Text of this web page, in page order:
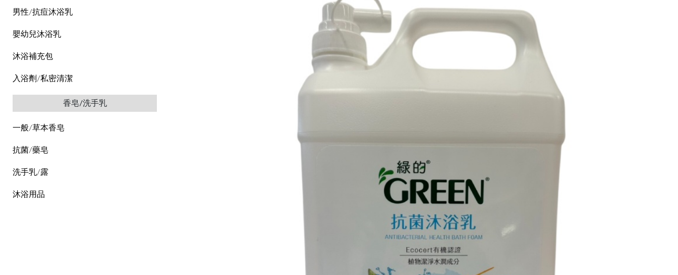
男性/抗痘沐浴乳
嬰幼兒沐浴乳
沐浴補充包
入浴劑/私密清潔
香皂/洗手乳
一般/草本香皂
抗菌/藥皂
洗手乳/露
沐浴用品